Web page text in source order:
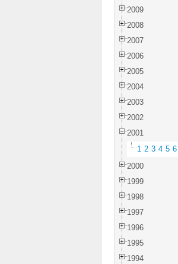
2009
2008
2007
2006
2005
2004
2003
2002
2001
1 2 3 4 5 6
2000
1999
1998
1997
1996
1995
1994